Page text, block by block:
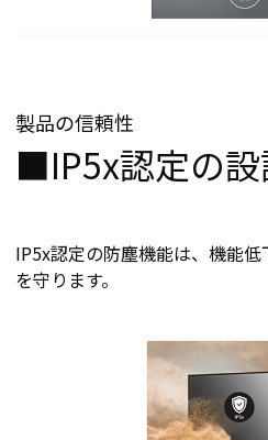
製品の信頼性
■IP5x認定の
IP5x認定の防塵機能は、機能
を守ります。